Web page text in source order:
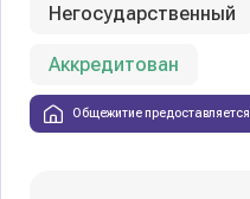
Негосударственный
Аккредитован
Общежитие предоставляется